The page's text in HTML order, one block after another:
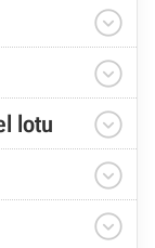


lotu 

